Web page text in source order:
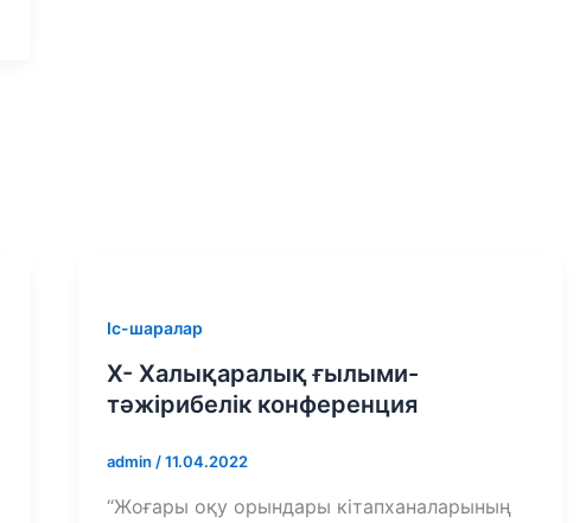
Іс-шаралар
X- Халықаралық ғылыми-
тәжірибелік конференция
admin /11.04.2022
“Жоғары оқу орындары кітапханаларының